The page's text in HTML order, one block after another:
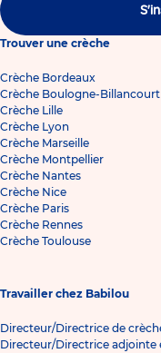
Trouver une crèche
Crèche Bordeaux
Crèche Boulogne-Billancourt
Crèche Lille
Crèche Lyon
Crèche Marseille
Crèche Montpellier
Crèche Nantes
Crèche Nice
Crèche Paris
Crèche Rennes
Crèche Toulouse
Travailler chez Babilou
Directeur/Directrice de
Directeur/Directrice adjointe